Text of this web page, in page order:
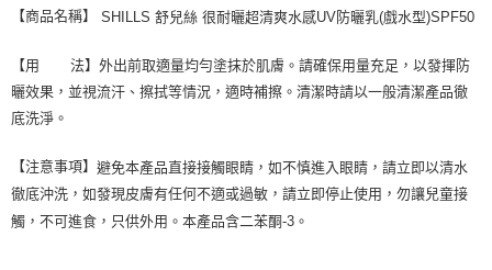
【商品名稱】 SHILLS 舒兒絲 很耐曬超清爽水感UV防曬乳(戲水型)SPF50
【用 法】外出前取適量均勻塗抹於肌膚。請確保用量充足，以發揮防
曬效果，並視流汗、擦拭等情況，適時補擦。清潔時請以一般清潔產品徹
底洗淨。
【注意事項】 避免本產品直接接觸眼睛，如不慎進入眼睛，請立即以清水
徹底沖洗，如發現皮膚有任何不適或過敏，請立即停止使用，勿讓兒童接
觸，不可進食，只供外用。本產品含二苯酮-3。